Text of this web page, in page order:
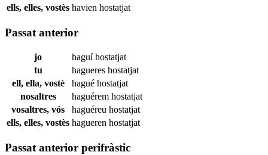
ells, elles, vostès havien hostatjat
Passat anterior
jo haguíhostatjat
tu
hagueres hostatjat
ell, ella, vostè
hagué hostatjat
nosaltres
haguérem hostatjat
vosaltres, vós
haguéreu hostatjat
ells, elles, vostès hagueren hostatjat
Passat anterior perifràstic